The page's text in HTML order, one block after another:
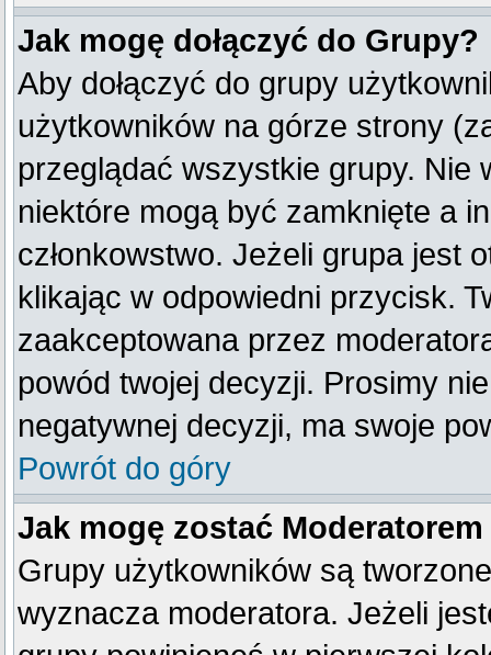
Jak mogę dołączyć do Grupy?
Aby dołączyć do grupy
użytkowników na górze strony
przeglądać wszystkie grupy. Nie
niektóre mogą być zamknięte a
członkowstwo. Jeżeli grupa jest
klikając w odpowiedni przycisk.
zaakceptowana przez
powód twojej decyzji. Prosimy
negatywnej decyzji, ma swoje
Powrót do góry
Jak mogę zostać
Grupy użytkowników są
wyznacza moderatora. Jeżeli